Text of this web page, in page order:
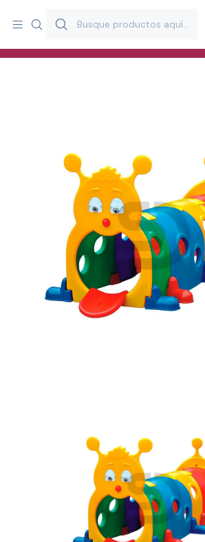
y estimulación infantil en Chile.
Especialistas en recursos educativos para